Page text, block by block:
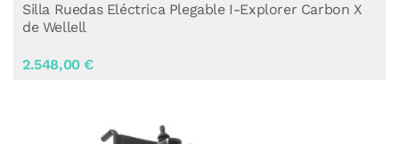
Silla Ruedas Eléctrica Plegable I-Explorer Carbon X
de Wellell
2.548,00 €